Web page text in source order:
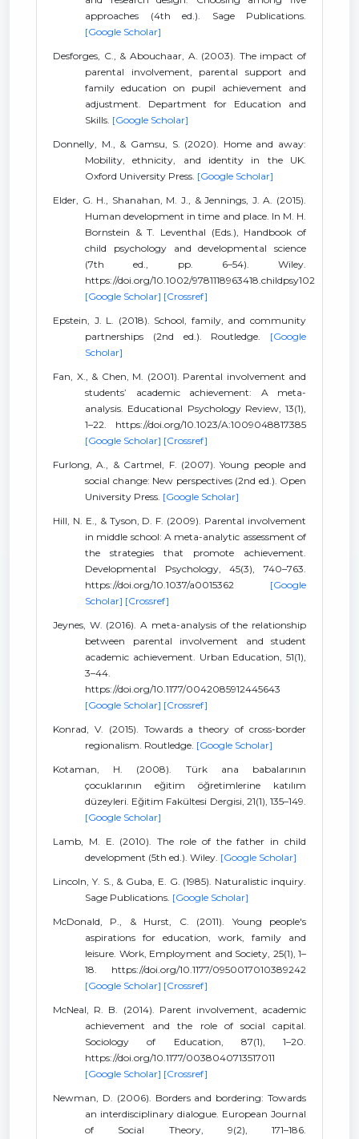
approaches (4th ed.). Sage Publications.
[Google Scholar]
Desforges, C., & Abouchaar, A. (2003). The impact of
parental involvement, parental support and
family education on pupil achievement and
adjustment. Department for Education and
Skills. [Google Scholar]
Donnelly, M., & Gamsu, S. (2020). Home and away:
Mobility, ethnicity, and identity in the UK.
Oxford University Press. [Google Scholar]
Elder, G. H., Shanahan, M. J., & Jennings, J. A. (2015).
Human development in time and place. In M. H.
Bornstein & T. Leventhal (Eds.), Handbook of
child psychology and developmental science
(7th ed., pp. 6–54). Wiley.
https://doi.org/10.1002/9781118963418.childpsy102
[Google Scholar] [Crossref]
Epstein, J. L. (2018). School, family, and community
partnerships (2nd ed.). Routledge. [Google
Scholar]
Fan, X., & Chen, M. (2001). Parental involvement and
students’ academic achievement: A meta-
analysis. Educational Psychology Review, 13(1),
1–22. https://doi.org/10.1023/A:1009048817385
[Google Scholar] [Crossref]
Furlong, A., & Cartmel, F. (2007). Young people and
social change: New perspectives (2nd ed.). Open
University Press. [Google Scholar]
Hill, N. E., & Tyson, D. F. (2009). Parental involvement
in middle school: A meta-analytic assessment of
the strategies that promote achievement.
Developmental Psychology, 45(3), 740–763.
https://doi.org/10.1037/a0015362 [Google
Scholar] [Crossref]
Jeynes, W. (2016). A meta-analysis of the relationship
between parental involvement and student
academic achievement. Urban Education, 51(1),
3–44.
https://doi.org/10.1177/0042085912445643
[Google Scholar] [Crossref]
Konrad, V. (2015). Towards a theory of cross-border
regionalism. Routledge. [Google Scholar]
Kotaman, H. (2008). Türk ana babalarının
çocuklarının eğitim öğretimlerine katılım
düzeyleri. Eğitim Fakültesi Dergisi, 21(1), 135–149.
[Google Scholar]
Lamb, M. E. (2010). The role of the father in child
development (5th ed.). Wiley. [Google Scholar]
Lincoln, Y. S., & Guba, E. G. (1985). Naturalistic inquiry.
Sage Publications. [Google Scholar]
McDonald, P., & Hurst, C. (2011). Young people's
aspirations for education, work, family and
leisure. Work, Employment and Society, 25(1), 1–
18. https://doi.org/10.1177/0950017010389242
[Google Scholar] [Crossref]
McNeal, R. B. (2014). Parent involvement, academic
achievement and the role of social capital.
Sociology of Education, 87(1), 1–20.
https://doi.org/10.1177/0038040713517011
[Google Scholar] [Crossref]
Newman, D. (2006). Borders and bordering: Towards
an interdisciplinary dialogue. European Journal
of Social Theory, 9(2), 171–186.